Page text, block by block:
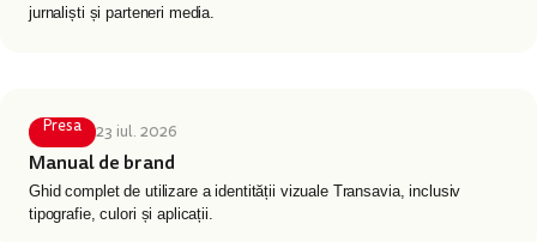
jurnaliști și parteneri media.
Presa 23 iul. 2026
Manual de brand
Ghid complet de utilizare a identității vizuale Transavia, inclusiv
tipografie, culori și aplicații.